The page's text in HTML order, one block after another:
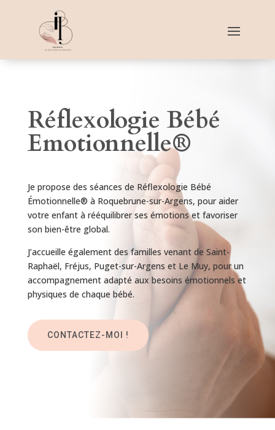
Réflexologie Bébé
Emotionnelle®
Je propose des séances de Réflexologie Bébé
Émotionnelle® à Roquebrune-sur-Argens, pour aider
votre enfant à rééquilibrer ses émotions et favoriser
son bien-être global.
J’accueille également des familles venant de Saint-
Raphaël, Fréjus, Puget-sur-Argens et Le Muy, pour un
accompagnement adapté aux besoins émotionnels et
physiques de chaque bébé.
CONTACTEZ-MOI !